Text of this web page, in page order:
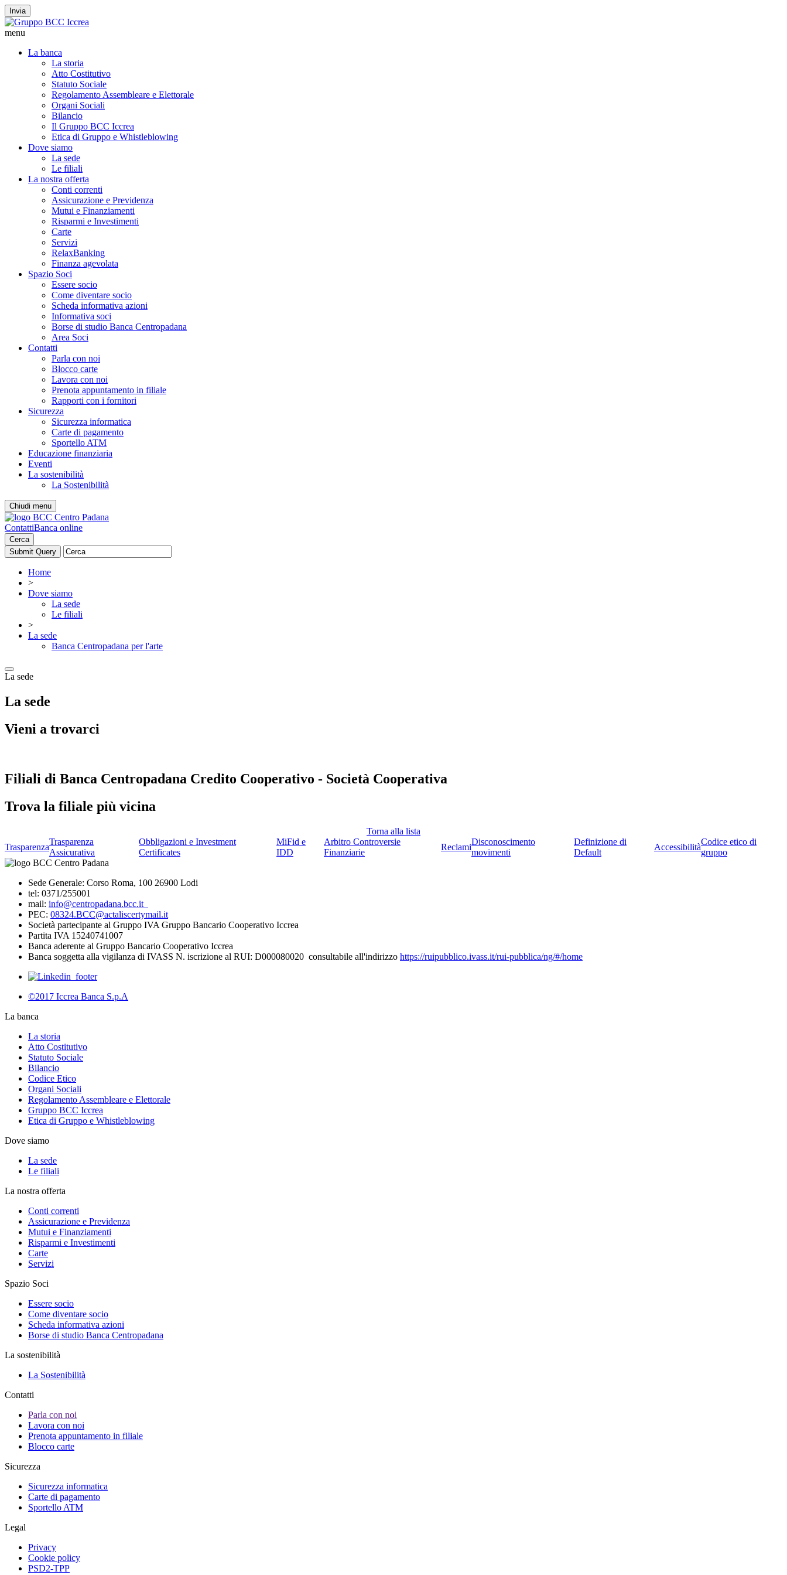
Invia
menu
La banca
La storia
Atto Costitutivo
Statuto Sociale
Regolamento Assembleare e Elettorale
Organi Sociali
Bilancio
Il Gruppo BCC Iccrea
Etica di Gruppo e Whistleblowing
Dove siamo
La sede
Le filiali
La nostra offerta
Conti correnti
Assicurazione e Previdenza
Mutui e Finanziamenti
Risparmi e Investimenti
Carte
Servizi
RelaxBanking
Finanza agevolata
Spazio Soci
Essere socio
Come diventare socio
Scheda informativa azioni
Informativa soci
Borse di studio Banca Centropadana
Area Soci
Contatti
Parla con noi
Blocco carte
Lavora con noi
Prenota appuntamento in filiale
Rapporti con i fornitori
Sicurezza
Sicurezza informatica
Carte di pagamento
Sportello ATM
Educazione finanziaria
Eventi
La sostenibilità
La Sostenibilità
Chiudi menu
ContattiBanca online
Cerca
Home
>
Dove siamo
La sede
Le filiali
>
La sede
Banca Centropadana per l'arte
La sede
La sede
Vieni a trovarci
Filiali di Banca Centropadana Credito Cooperativo - Società Cooperativa
Trova la filiale più vicina
Torna alla lista
Trasparenza
Trasparenza
Assicurativa
Obbligazioni e Investment
Certificates
MiFid e
IDD
Arbitro Controversie
Finanziarie
Reclami
Disconoscimento
movimenti
Definizione di
Default
Accessibilità
Codice etico di
gruppo
Sede Generale: Corso Roma, 100 26900 Lodi
tel: 0371/255001
mail: info@centropadana.bcc.it
PEC: 08324.BCC@actaliscertymail.it
Società partecipante al Gruppo IVA Gruppo Bancario Cooperativo Iccrea
Partita IVA 15240741007
Banca aderente al Gruppo Bancario Cooperativo Iccrea
Banca soggetta alla vigilanza di IVASS N. iscrizione al RUI: D000080020 consultabile all'indirizzo https://ruipubblico.ivass.it/rui-pubblica/ng/#/home
©2017 Iccrea Banca S.p.A
La banca
La storia
Atto Costitutivo
Statuto Sociale
Bilancio
Codice Etico
Organi Sociali
Regolamento Assembleare e Elettorale
Gruppo BCC Iccrea
Etica di Gruppo e Whistleblowing
Dove siamo
La sede
Le filiali
La nostra offerta
Conti correnti
Assicurazione e Previdenza
Mutui e Finanziamenti
Risparmi e Investimenti
Carte
Servizi
Spazio Soci
Essere socio
Come diventare socio
Scheda informativa azioni
Borse di studio Banca Centropadana
La sostenibilità
La Sostenibilità
Contatti
Parla con noi
Lavora con noi
Prenota appuntamento in filiale
Blocco carte
Sicurezza
Sicurezza informatica
Carte di pagamento
Sportello ATM
Legal
Privacy
Cookie policy
PSD2-TPP